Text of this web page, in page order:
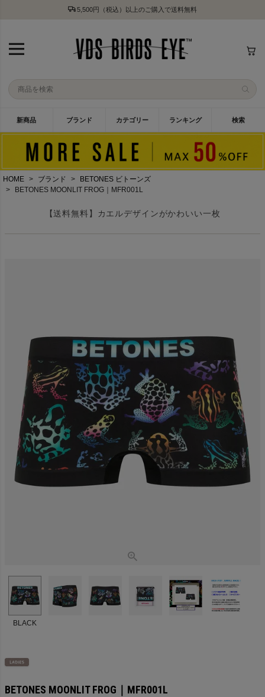
5,500円（税込）以上のご購入で送料無料
新商品 ブランド カテゴリー ランキング 検索
HOME ブランド
BETONES ビトーンズ
BETONES MOONLIT FROG｜MFR001L
【送料無料】カエルデザインがかわいい一枚
BLACK
BETONES MOONLIT FROG｜MFR001L